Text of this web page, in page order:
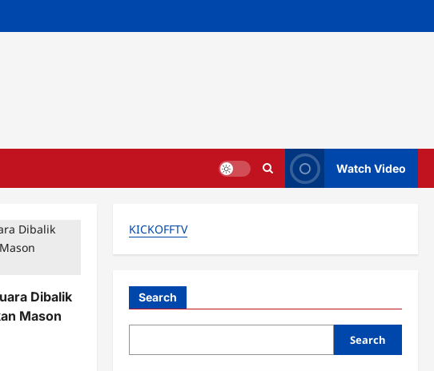
Watch Video
Dibalik
Mason
KICKOFFTV
Search
Search